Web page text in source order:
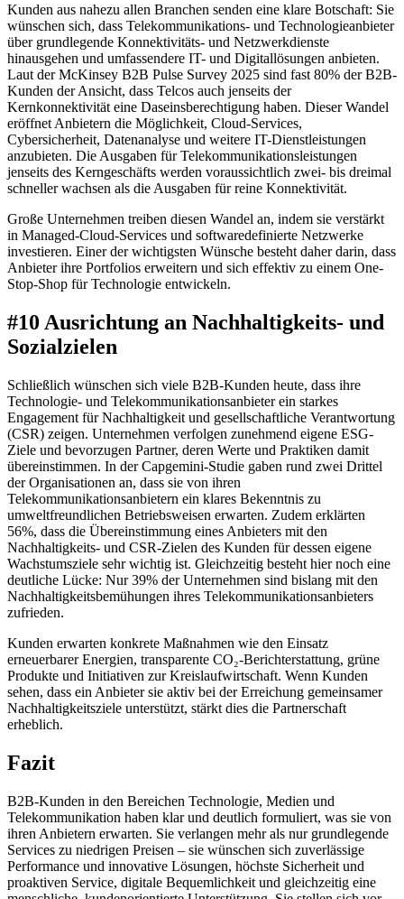
Kunden aus nahezu allen Branchen senden eine klare Botschaft: Sie
wünschen sich, dass Telekommunikations- und Technologieanbieter
über grundlegende Konnektivitäts- und Netzwerkdienste
hinausgehen und umfassendere IT- und Digitallösungen anbieten.
Laut der McKinsey B2B Pulse Survey 2025 sind fast 80% der B2B-
Kunden der Ansicht, dass Telcos auch jenseits der
Kernkonnektivität eine Daseinsberechtigung haben. Dieser Wandel
eröffnet Anbietern die Möglichkeit, Cloud-Services,
Cybersicherheit, Datenanalyse und weitere IT-Dienstleistungen
anzubieten. Die Ausgaben für Telekommunikationsleistungen
jenseits des Kerngeschäfts werden voraussichtlich zwei- bis dreimal
schneller wachsen als die Ausgaben für reine Konnektivität.
Große Unternehmen treiben diesen Wandel an, indem sie verstärkt
in Managed-Cloud-Services und softwaredefinierte Netzwerke
investieren. Einer der wichtigsten Wünsche besteht daher darin, dass
Anbieter ihre Portfolios erweitern und sich effektiv zu einem One-
Stop-Shop für Technologie entwickeln.
#10 Ausrichtung an Nachhaltigkeits- und
Sozialzielen
Schließlich wünschen sich viele B2B-Kunden heute, dass ihre
Technologie- und Telekommunikationsanbieter ein starkes
Engagement für Nachhaltigkeit und gesellschaftliche Verantwortung
(CSR) zeigen. Unternehmen verfolgen zunehmend eigene ESG-
Ziele und bevorzugen Partner, deren Werte und Praktiken damit
übereinstimmen. In der Capgemini-Studie gaben rund zwei Drittel
der Organisationen an, dass sie von ihren
Telekommunikationsanbietern ein klares Bekenntnis zu
umweltfreundlichen Betriebsweisen erwarten. Zudem erklärten
56%, dass die Übereinstimmung eines Anbieters mit den
Nachhaltigkeits- und CSR-Zielen des Kunden für dessen eigene
Wachstumsziele sehr wichtig ist. Gleichzeitig besteht hier noch eine
deutliche Lücke: Nur 39% der Unternehmen sind bislang mit den
Nachhaltigkeitsbemühungen ihres Telekommunikationsanbieters
zufrieden.
Kunden erwarten konkrete Maßnahmen wie den Einsatz
erneuerbarer Energien, transparente CO₂-Berichterstattung, grüne
Produkte und Initiativen zur Kreislaufwirtschaft. Wenn Kunden
sehen, dass ein Anbieter sie aktiv bei der Erreichung gemeinsamer
Nachhaltigkeitsziele unterstützt, stärkt dies die Partnerschaft
erheblich.
Fazit
B2B-Kunden in den Bereichen Technologie, Medien und
Telekommunikation haben klar und deutlich formuliert, was sie von
ihren Anbietern erwarten. Sie verlangen mehr als nur grundlegende
Services zu niedrigen Preisen – sie wünschen sich zuverlässige
Performance und innovative Lösungen, höchste Sicherheit und
proaktiven Service, digitale Bequemlichkeit und gleichzeitig eine